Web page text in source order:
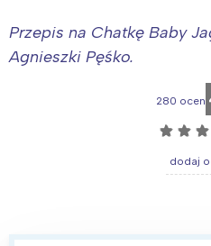
Przepis na Chatkę Baby
Agnieszki Pęśko.
280 ocen
☆ ☆ ☆
dodaj